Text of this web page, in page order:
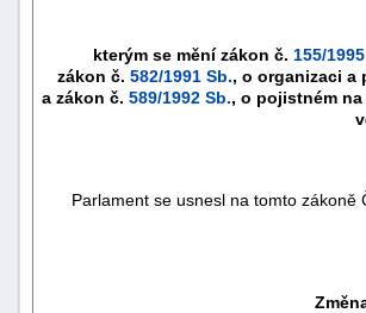
kterým se mění zákon č. 155/
zákon č. 582/1991 Sb., o organizaci a
a zákon č. 589/1992 Sb., o pojistném
Parlament se usnesl na tomto zákoně